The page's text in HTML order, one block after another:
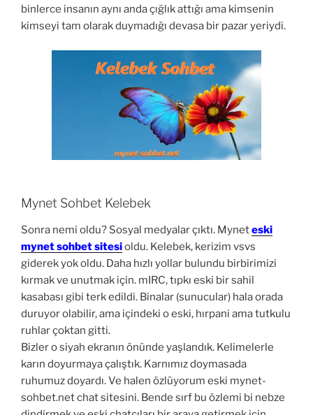
binlerce insanın aynı anda çığlık attığı ama kimsenin
kimseyi tam olarak duymadığı devasa bir pazar yeriydi.
Mynet Sohbet Kelebek
Sonra nemi oldu? Sosyal medyalar çıktı. Myneteski
mynet sohbet sitesioldu. Kelebek, kerizim vsvs
giderek yok oldu. Daha hızlı yollar bulundu birbirimizi
kırmak ve unutmak için. mIRC, tıpkı eski bir sahil
kasabası gibi terk edildi. Binalar (sunucular) hala orada
duruyor olabilir, ama içindeki o eski, hırpani ama tutkulu
ruhlar çoktan gitti.
Bizler o siyah ekranın önünde yaşlandık. Kelimelerle
karın doyurmaya çalıştık. Karnımız doymasada
ruhumuz doyardı. Ve halen özlüyorum eski mynet-
sohbet.net chat sitesini. Bende sırf bu özlemi bi nebze